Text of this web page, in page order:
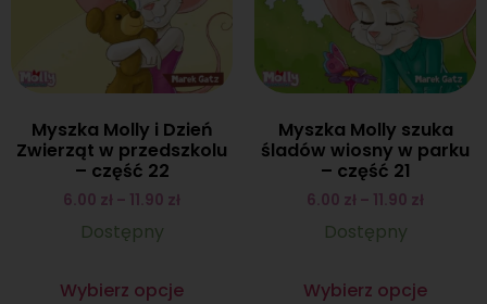
Myszka Molly i Dzień
Zwierząt w przedszkolu
– część 22
6.00 zł – 11.90 zł
Dostępny
Wybierz opcje
Myszka Molly szuka
śladów wiosny w parku
– część 21
6.00 zł – 11.90 zł
Dostępny
Wybierz opcje